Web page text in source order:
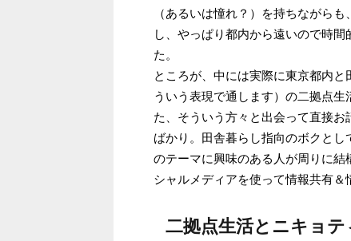
（あるいは憧れ？）を持ちながら
し、やっぱり都内から遠いので時
た。
ところが、中には実際に東京都内
ういう表現で通します）の二拠点
た、そういう方々と出会って直接
ばかり。田舎暮らし指向のボクと
のテーマに興味のある人が周りに
シャルメディアを使って情報共有＆
二拠点生活とニキョテ